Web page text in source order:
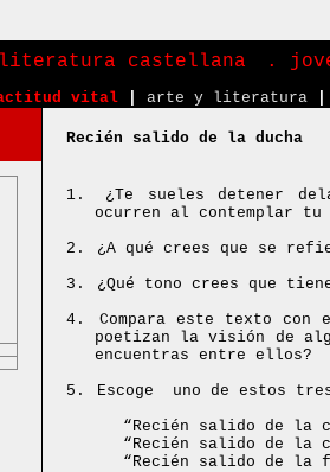
literatura castellana .
vital arte y literatura
Recién salido de la ducha
1.
¿Te sueles detener
ocurren al contemplar tu
2.
¿A qué crees que se
3.
¿Qué tono crees que
4.
Compara este texto con
poetizan la visión de
encuentras entre ellos?
5.
Escoge
uno de estos
“Recién salido de la
“Recién salido de la
“Recién salido de la